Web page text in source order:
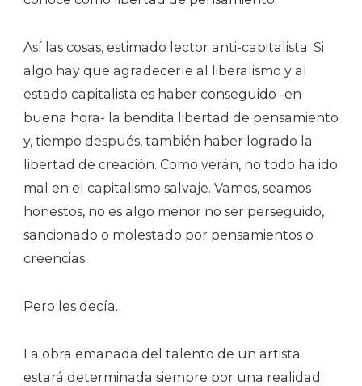
Así las cosas, estimado lector anti-capitalista. Si
algo hay que agradecerle al liberalismo y al
estado capitalista es haber conseguido -en
buena hora- la bendita libertad de pensamiento
y, tiempo después, también haber logrado la
libertad de creación. Como verán, no todo ha ido
mal en el capitalismo salvaje. Vamos, seamos
honestos, no es algo menor no ser perseguido,
sancionado o molestado por pensamientos o
creencias.
Pero les decía.
La obra emanada del talento de un artista
estará determinada siempre por una realidad